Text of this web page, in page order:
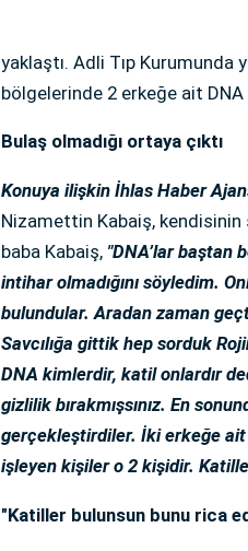
yaklaştı. Adli Tıp Kurumunda
bölgelerinde 2 erkeğe ait DNA
Bulaş olmadığı ortaya çıktı
Konuya ilişkin İhlas Haber
Nizamettin Kabaiş, kendisinin
baba Kabaiş, "DNA’lar baştan
intihar olmadığını söyledim.
bulundular. Aradan zaman
Savcılığa gittik hep sorduk
DNA kimlerdir, katil onlardır
gizlilik bırakmışsınız. En
gerçekleştirdiler. İki erkeğe ait
işleyen kişiler o 2 kişidir.
"Katiller bulunsun bunu rica